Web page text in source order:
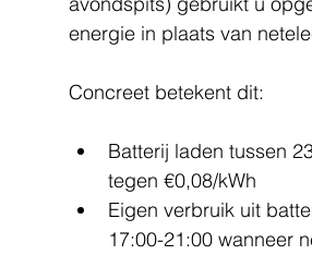
energie in plaats van
Concreet betekent dit:
Batterij laden tussen
tegen €0,08/kWh
Eigen verbruik uit
17:00-21:00 wanneer